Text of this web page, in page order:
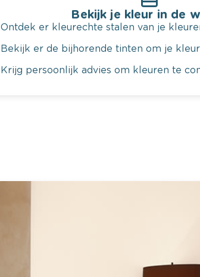
Bekijk je kleur in de
Ontdek er kleurechte stalen van je
Bekijk er de bijhorende tinten om je
Krijg persoonlijk advies om kleuren te